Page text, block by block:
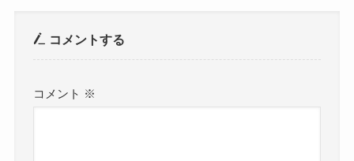
コメントする
コメント ※